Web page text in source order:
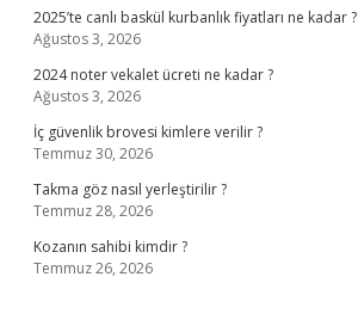
2025’te canlı baskül kurbanlık fiyatları ne kadar ?
Ağustos 3, 2026
2024 noter vekalet ücreti ne kadar ?
Ağustos 3, 2026
İç güvenlik brovesi kimlere verilir ?
Temmuz 30, 2026
Takma göz nasıl yerleştirilir ?
Temmuz 28, 2026
Kozanın sahibi kimdir ?
Temmuz 26, 2026